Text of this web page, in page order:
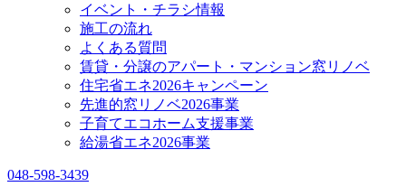
イベント・チラシ情報
施工の流れ
よくある質問
賃貸・分譲のアパート・マンション窓リノベ
住宅省エネ2026キャンペーン
先進的窓リノベ2026事業
子育てエコホーム支援事業
給湯省エネ2026事業
048-598-3439